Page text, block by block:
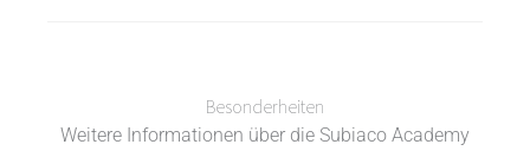
Besonderheiten
Weitere Informationen über die Subiaco Academy